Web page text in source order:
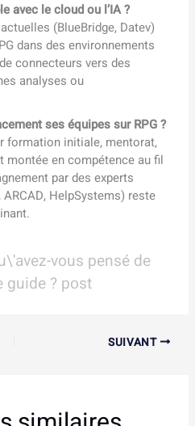
avec le cloud ou l’IA ?
(BlueBridge, Datev)
dans des environnements
connecteurs vers des
analyses ou
ses équipes sur RPG ?
formation initiale, mentorat,
en compétence au fil
par des experts
HelpSystems) reste
vous pensé de
guide ? post
SUIVANT